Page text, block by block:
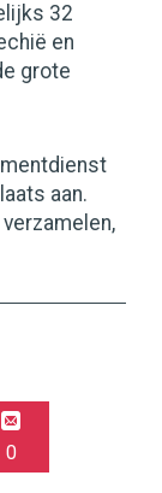
32
en
grote
aan.
0